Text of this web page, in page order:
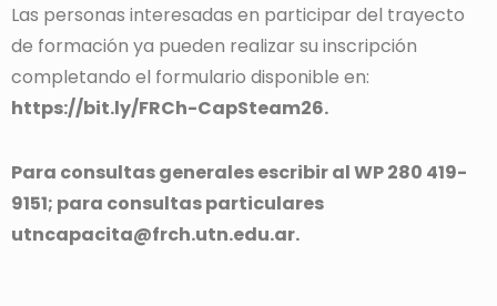
Las personas interesadas en participar del trayecto
de formación ya pueden realizar su inscripción
completando el formulario disponible en:
https://bit.ly/FRCh-CapSteam26.
Para consultas generales escribir al WP 280 419-
9151; para consultas particulares
utncapacita@frch.utn.edu.ar.